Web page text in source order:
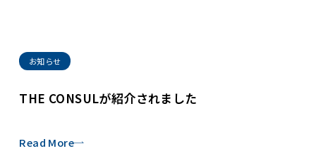
お知らせ
THE CONSULが紹介されました
Read More